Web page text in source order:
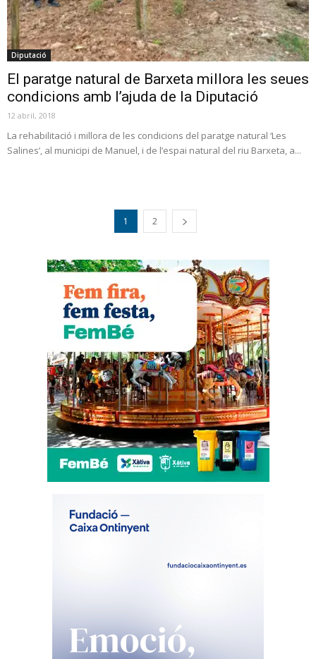
Diputació
El paratge natural de Barxeta millora les seues
condicions amb l’ajuda de la Diputació
12 abril, 2018
La rehabilitació i millora de les condicions del paratge natural ‘Les
Salines’, al municipi de Manuel, i de l’espai natural del riu Barxeta, a...
1 2